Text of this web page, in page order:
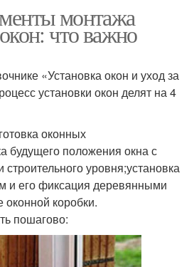
монтажа
что важно
«Установка окон и уход за
установки окон делят на 4
оконных
будущего положения окна с
уровня;установка
и его фиксация деревянными
оконной коробки.
пошагово: